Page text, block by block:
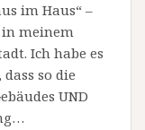
im Haus“ –
in meinem
Ich habe es
so die
UND